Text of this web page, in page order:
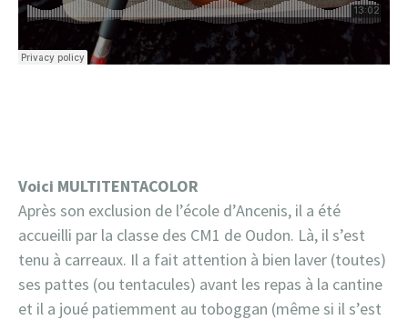
Voici MULTITENTACOLOR
Après son exclusion de l’école d’Ancenis, il a été
accueilli par la classe des CM1 de Oudon. Là, il s’est
tenu à carreaux. Il a fait attention à bien laver (toutes)
ses pattes (ou tentacules) avant les repas à la cantine
et il a joué patiemment au toboggan (même si il s’est